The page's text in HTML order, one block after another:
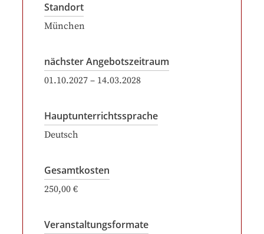
Standort
München
nächster Angebotszeitraum
01.10.2027 – 14.03.2028
Hauptunterrichtssprache
Deutsch
Gesamtkosten
250,00 €
Veranstaltungsformate